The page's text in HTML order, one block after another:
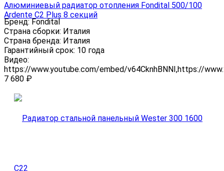
Алюминиевый радиатор отопления Fondital 500/100
Ardente C2 Plus 8 секций
Бренд: Fondital
Страна сборки: Италия
Страна бренда: Италия
Гарантийный срок: 10 года
Видео:
https://www.youtube.com/embed/v64CknhBNNI,https://
7 680 ₽